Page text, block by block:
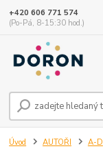
+420 606 771 574
(Po-Pá, 8-15:30 hod.)
Úvod AUTOŘI A-D